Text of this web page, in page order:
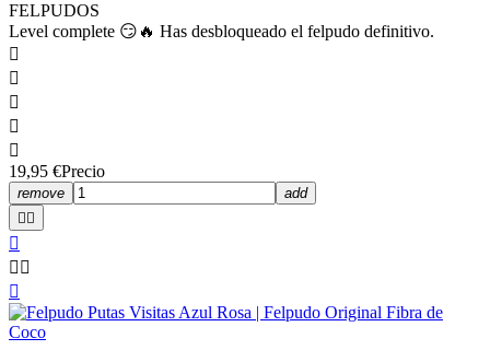
FELPUDOS
Level complete 😏🔥 Has desbloqueado el felpudo definitivo.





19,95 €Precio
remove
add
 

 
